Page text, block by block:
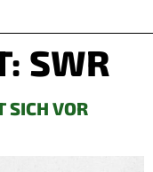
SWR
SICH VOR